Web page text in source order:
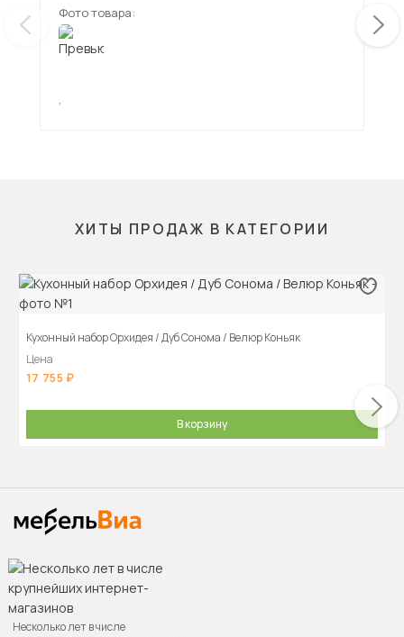
Фото товара:
,
ХИТЫ ПРОДАЖ В КАТЕГОРИИ
Кухонный набор Орхидея / Дуб Сонома / Велюр Коньяк
Цена
17 755
В корзину
Несколько лет в числе